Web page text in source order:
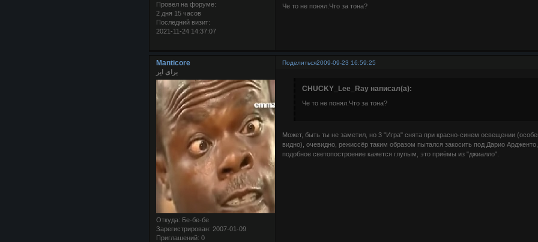
Провел на форуме:
2 дня 15 часов
Последний визит:
2021-11-24 14:37:07
Че то не понял.Что за тона?
Поделиться2009-09-23 16:59:25
Manticore
برای ایر
Откуда: Бе-бе-бе
Зарегистрирован: 2007-01-09
Приглашений: 0
CHUCKY_Lee_Ray написал(а):
Че то не понял.Что за тона?
Может, быть ты не заметил, но 3 "Игра" снята при красно-синем освещении
видно), очевидно, режиссёр таким образом пытался закосить под Дарио
подобное светопостроение кажется глупым, это приёмы из "джиалло".